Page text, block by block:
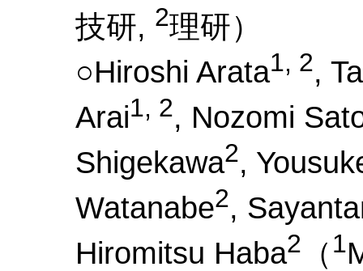
技研, 2理研）
○Hiroshi Arata1, 2,
Arai1, 2, Nozomi
Shigekawa2,
Watanabe2,
Hiromitsu Haba2 （ 1